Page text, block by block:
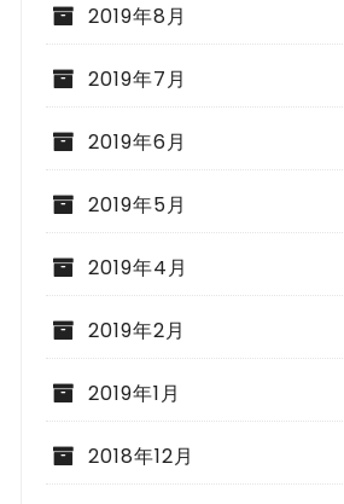
2019年8月
2019年7月
2019年6月
2019年5月
2019年4月
2019年2月
2019年1月
2018年12月